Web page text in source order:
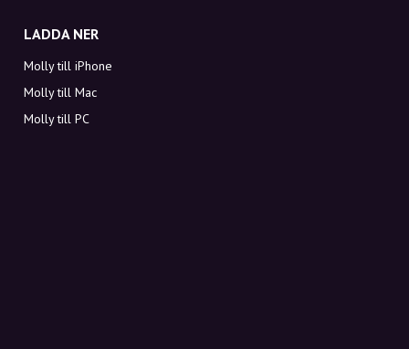
LADDA NER
Molly till iPhone
Molly till Mac
Molly till PC